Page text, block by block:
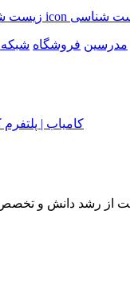
شناسی
مدرسین فروشگاه
کامیاب | پلتفرم
از رشد دانش و